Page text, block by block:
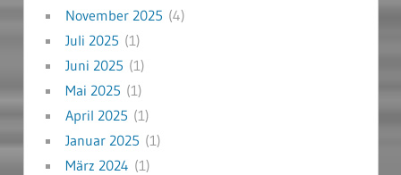
November 2025 (4)
Juli 2025 (1)
Juni 2025 (1)
Mai 2025 (1)
April 2025 (1)
Januar 2025 (1)
März 2024 (1)